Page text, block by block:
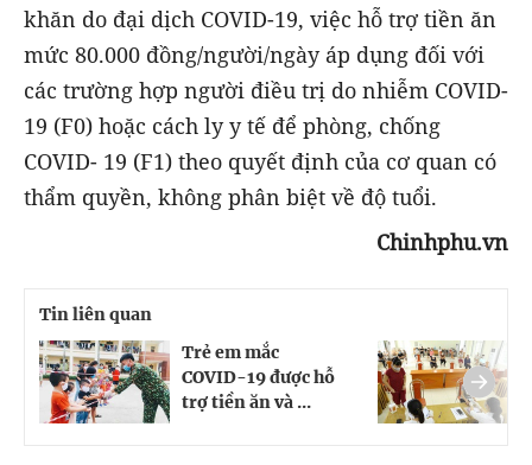
khăn do đại dịch COVID-19, việc hỗ trợ tiền ăn
mức 80.000 đồng/người/ngày áp dụng đối với
các trường hợp người điều trị do nhiễm COVID-
19 (F0) hoặc cách ly y tế để phòng, chống
COVID- 19 (F1) theo quyết định của cơ quan có
thẩm quyền, không phân biệt về độ tuổi.
Chinhphu.vn
Tin liên quan
Trẻ em mắc
COVID-19 được hỗ
trợ tiền ăn và ...